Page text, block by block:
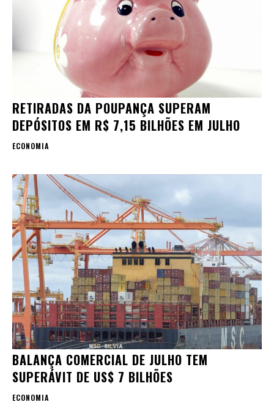
RETIRADAS DA POUPANÇA SUPERAM
DEPÓSITOS EM R$ 7,15 BILHÕES EM JULHO
ECONOMIA
BALANÇA COMERCIAL DE JULHO TEM
SUPERÁVIT DE US$ 7 BILHÕES
ECONOMIA